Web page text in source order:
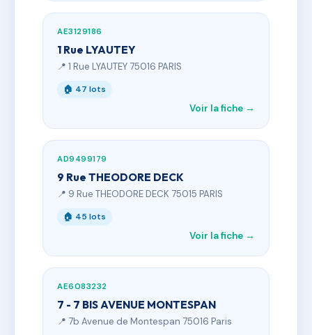
AE3129186
1 Rue LYAUTEY
📍 1 Rue LYAUTEY 75016 PARIS
🏠 47 lots
Voir la fiche →
AD9499179
9 Rue THEODORE DECK
📍 9 Rue THEODORE DECK 75015 PARIS
🏠 45 lots
Voir la fiche →
AE6083232
7 - 7 BIS AVENUE MONTESPAN
📍 7b Avenue de Montespan 75016 Paris